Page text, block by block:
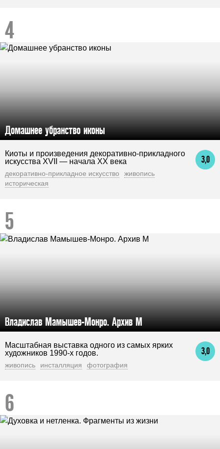
Домашнее убранство иконы
3,0
Киоты и произведения декоративно-прикладного
искусства XVII — начала XX века
декоративно-прикладное искусство
живопись
историческая
Владислав Мамышев-Монро. Архив М
3,0
Масштабная выставка одного из самых ярких
художников 1990-х годов.
живопись инсталляция фотография